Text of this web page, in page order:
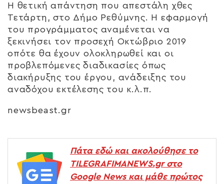
Η θετική απάντηση που απεστάλη χθες
Τετάρτη, στο Δήμο Ρεθύμνης. Η εφαρμογή
του προγράμματος αναμένεται να
ξεκινήσει τον προσεχή Οκτώβριο 2019
οπότε θα έχουν ολοκληρωθεί και οι
προβλεπόμενες διαδικασίες όπως
διακήρυξης του έργου, ανάδειξης του
αναδόχου εκτέλεσης του κ.λ.π.
newsbeast.gr
Πάτα εδώ και ακολούθησε το
TILEGRAFIMANEWS.gr στο
Google News και μάθε πρώτος